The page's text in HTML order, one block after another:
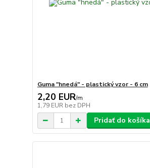
Guma "hnedá" - plastický vzor - 6 cm
2,20 EUR/m
1,79 EUR bez DPH
Pridať do košíka